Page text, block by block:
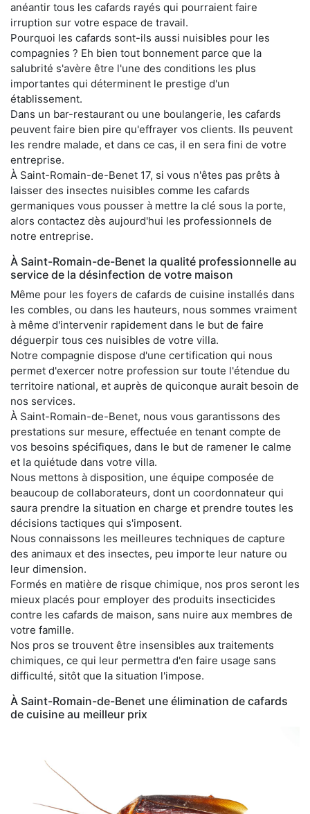
anéantir tous les cafards rayés qui pourraient faire
irruption sur votre espace de travail.
Pourquoi les cafards sont-ils aussi nuisibles pour les
compagnies ? Eh bien tout bonnement parce que la
salubrité s'avère être l'une des conditions les plus
importantes qui déterminent le prestige d'un
établissement.
Dans un bar-restaurant ou une boulangerie, les cafards
peuvent faire bien pire qu'effrayer vos clients. Ils peuvent
les rendre malade, et dans ce cas, il en sera fini de votre
entreprise.
À Saint-Romain-de-Benet 17, si vous n'êtes pas prêts à
laisser des insectes nuisibles comme les cafards
germaniques vous pousser à mettre la clé sous la porte,
alors contactez dès aujourd'hui les professionnels de
notre entreprise.
À Saint-Romain-de-Benet la qualité professionnelle au
service de la désinfection de votre maison
Même pour les foyers de cafards de cuisine installés dans
les combles, ou dans les hauteurs, nous sommes vraiment
à même d'intervenir rapidement dans le but de faire
déguerpir tous ces nuisibles de votre villa.
Notre compagnie dispose d'une certification qui nous
permet d'exercer notre profession sur toute l'étendue du
territoire national, et auprès de quiconque aurait besoin de
nos services.
À Saint-Romain-de-Benet, nous vous garantissons des
prestations sur mesure, effectuée en tenant compte de
vos besoins spécifiques, dans le but de ramener le calme
et la quiétude dans votre villa.
Nous mettons à disposition, une équipe composée de
beaucoup de collaborateurs, dont un coordonnateur qui
saura prendre la situation en charge et prendre toutes les
décisions tactiques qui s'imposent.
Nous connaissons les meilleures techniques de capture
des animaux et des insectes, peu importe leur nature ou
leur dimension.
Formés en matière de risque chimique, nos pros seront les
mieux placés pour employer des produits insecticides
contre les cafards de maison, sans nuire aux membres de
votre famille.
Nos pros se trouvent être insensibles aux traitements
chimiques, ce qui leur permettra d'en faire usage sans
difficulté, sitôt que la situation l'impose.
À Saint-Romain-de-Benet une élimination de cafards
de cuisine au meilleur prix